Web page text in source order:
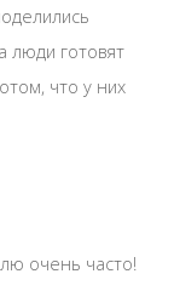
люди готовят
что у них
очень часто!